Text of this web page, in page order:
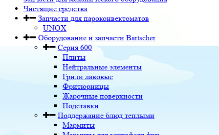
Чистящие средства
Запчасти для пароконвектоматов
UNOX
Оборудование и запчасти Bartscher
Серия 600
Плиты
Нейтральные элементы
Грили лавовые
Фритюрницы
Жарочные поверхности
Подставки
Поддержание блюд теплыми
Мармиты